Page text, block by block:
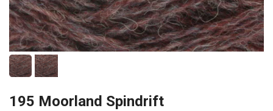
195 Moorland Spindrift